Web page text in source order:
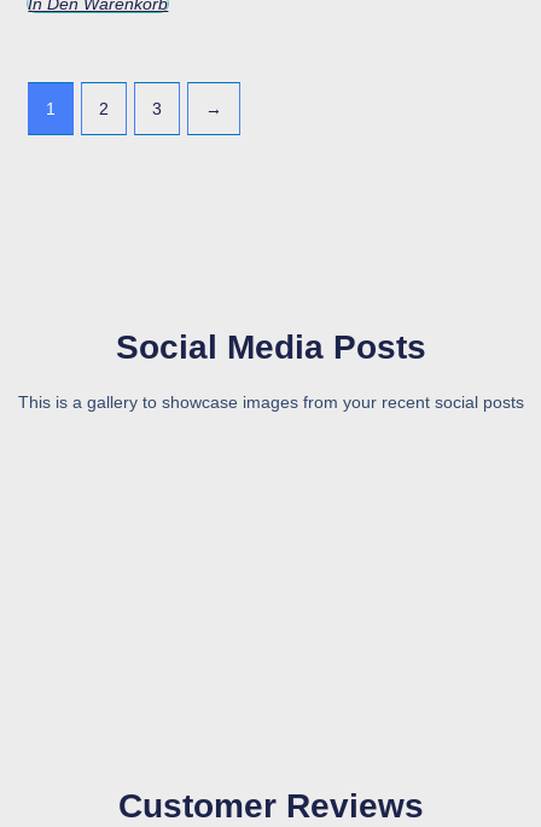
1 2 3 →
Social Media Posts
This is a gallery to showcase images from your recent social posts
Customer Reviews